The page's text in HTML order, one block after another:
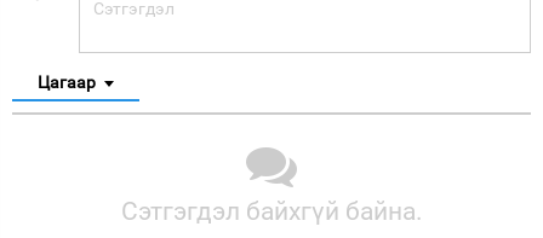
Цагаар
Сэтгэгдэл байхгүй байна.